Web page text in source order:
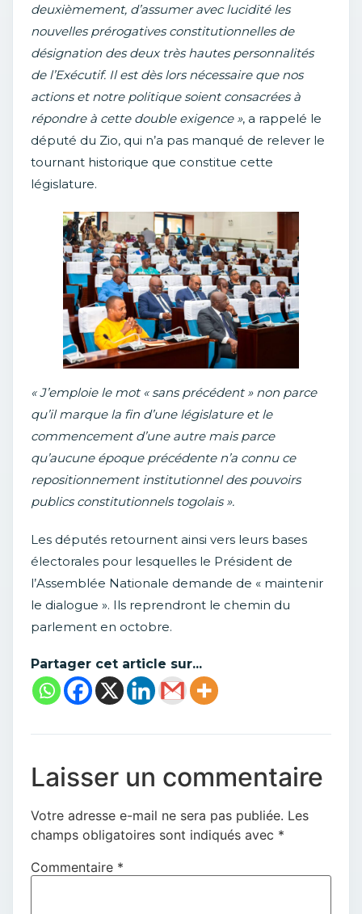
deuxièmement, d’assumer avec lucidité les
nouvelles prérogatives constitutionnelles de
désignation des deux très hautes personnalités
de l’Exécutif. Il est dès lors nécessaire que nos
actions et notre politique soient consacrées à
répondre à cette double exigence », a rappelé le
député du Zio, qui n’a pas manqué de relever le
tournant historique que constitue cette
législature.
« J’emploie le mot « sans précédent » non parce
qu’il marque la fin d’une législature et le
commencement d’une autre mais parce
qu’aucune époque précédente n’a connu ce
repositionnement institutionnel des pouvoirs
publics constitutionnels togolais ».
Les députés retournent ainsi vers leurs bases
électorales pour lesquelles le Président de
l’Assemblée Nationale demande de « maintenir
le dialogue ». Ils reprendront le chemin du
parlement en octobre.
Partager cet article sur...
Laisser un commentaire
Votre adresse e-mail ne sera pas publiée. Les
champs obligatoires sont indiqués avec *
Commentaire *